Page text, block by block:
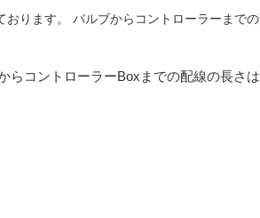
ります。 バルブからコントローラーまで
らコントローラーBoxまでの配線の長さ